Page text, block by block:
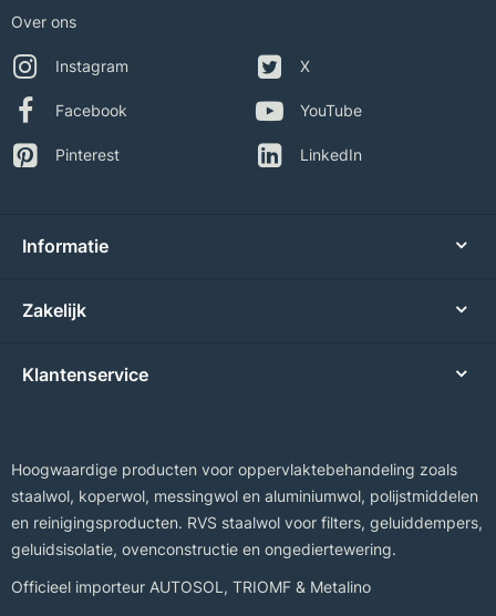
Over ons
Instagram
Facebook
Pinterest
X
YouTube
LinkedIn
Informatie
Zakelijk
Klantenservice
Hoogwaardige producten voor oppervlaktebehandeling zoals
staalwol, koperwol, messingwol en aluminiumwol, polijstmiddelen
en reinigingsproducten. RVS staalwol voor filters, geluiddempers,
geluidsisolatie, ovenconstructie en ongediertewering.
Officieel importeur AUTOSOL , TRIOMF & Metalino